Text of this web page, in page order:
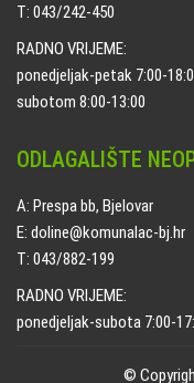
T: 043/242-450
RADNO VRIJEME:
ponedjeljak-petak 7:00-
subotom 8:00-13:00
ODLAGALIŠTE
A: Prespa bb, Bjelovar
E: doline@komunalac-bj.hr
T: 043/882-199
RADNO VRIJEME:
ponedjeljak-subota 7:00-
©